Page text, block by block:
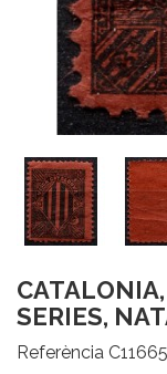
SERIES,
Referència C11665